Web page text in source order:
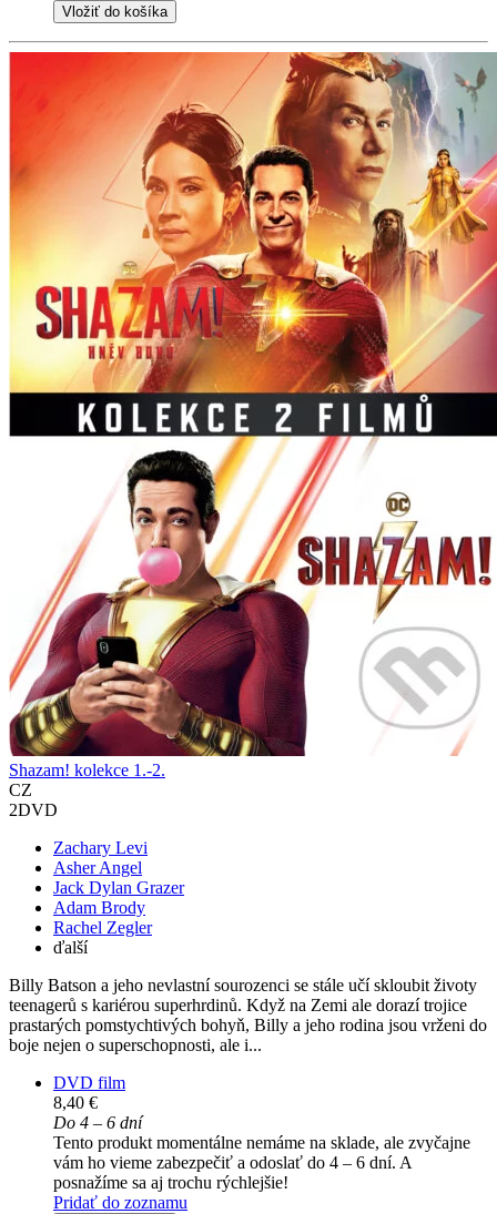
Vložiť do košíka
Shazam! kolekce 1.-2.
CZ
2DVD
Zachary Levi
Asher Angel
Jack Dylan Grazer
Adam Brody
Rachel Zegler
ďalší
Billy Batson a jeho nevlastní sourozenci se stále učí skloubit životy
teenagerů s kariérou superhrdinů. Když na Zemi ale dorazí trojice
prastarých pomstychtivých bohyň, Billy a jeho rodina jsou vrženi do
boje nejen o superschopnosti, ale i...
DVD film
8,40 €
Do 4 – 6 dní
Tento produkt momentálne nemáme na sklade, ale zvyčajne
vám ho vieme zabezpečiť a odoslať do 4 – 6 dní. A
posnažíme sa aj trochu rýchlejšie!
Pridať do zoznamu